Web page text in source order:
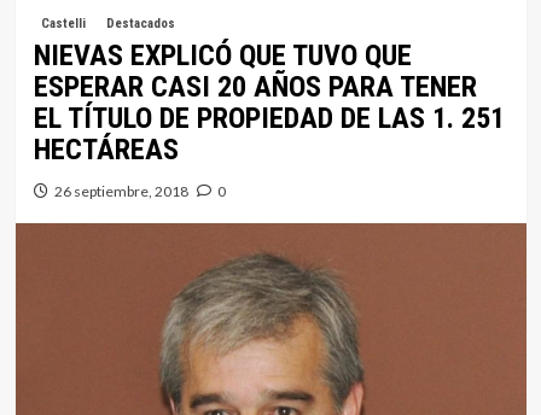
Castelli Destacados
NIEVAS EXPLICÓ QUE TUVO QUE
ESPERAR CASI 20 AÑOS PARA TENER
EL TÍTULO DE PROPIEDAD DE LAS 1. 251
HECTÁREAS
26 septiembre, 2018 0